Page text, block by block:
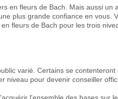
en fleurs de Bach. Mais aussi
plus grande confiance en vous.
fleurs de Bach pour les trois
varié. Certains se
niveau pour devenir conseiller